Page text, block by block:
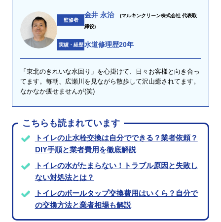
監修者
金井 永治
(マルキンクリーン株式会社 代表取
締役)
実績・経歴 水道修理歴20年
「東北のきれいな水回り」を心掛けて、日々お客様と向き合っ
てます。毎朝、広瀬川を見ながら散歩して沢山癒されてます。
なかなか痩せませんが(笑)
こちらも読まれています
トイレの止水栓交換は自分でできる？業者依頼？
DIY手順と業者費用を徹底解説
トイレの水がたまらない！トラブル原因と失敗し
ない対処法とは？
トイレのボールタップ交換費用はいくら？自分で
の交換方法と業者相場も解説